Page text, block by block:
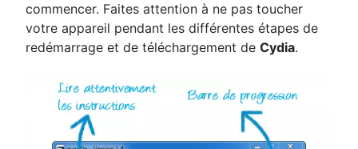
commencer. Faites attention à ne pas toucher
votre appareil pendant les différentes étapes de
redémarrage et de téléchargement de Cydia.